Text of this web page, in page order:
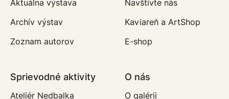
Aktuálna výstava
Archív výstav
Zoznam autorov
Navštívte nás
Kaviareň a ArtShop
E-shop
Sprievodné aktivity
Ateliér Nedbalka
O nás
O galérii